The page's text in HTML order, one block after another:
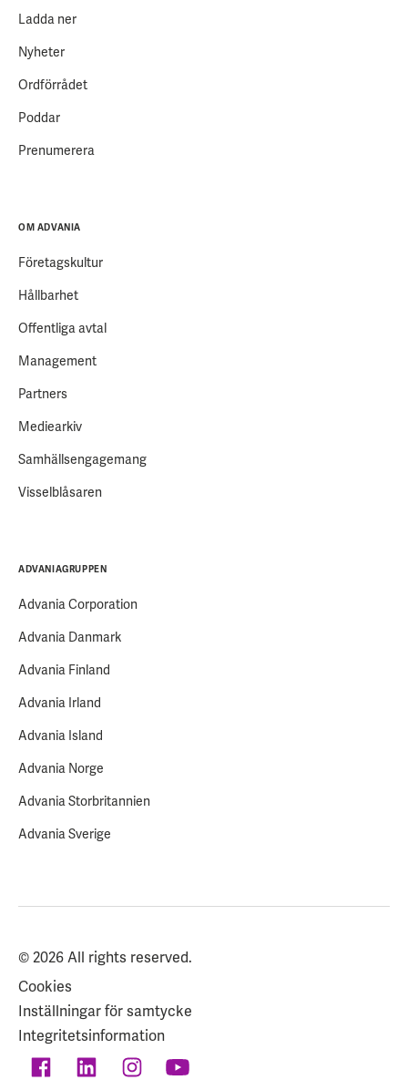
Ladda ner
Nyheter
Ordförrådet
Poddar
Prenumerera
OM ADVANIA
Företagskultur
Hållbarhet
Offentliga avtal
Management
Partners
Mediearkiv
Samhällsengagemang
Visselblåsaren
ADVANIAGRUPPEN
Advania Corporation
Advania Danmark
Advania Finland
Advania Irland
Advania Island
Advania Norge
Advania Storbritannien
Advania Sverige
Cookies
Inställningar för samtycke
Integritetsinformation
© 2026 All rights reserved.